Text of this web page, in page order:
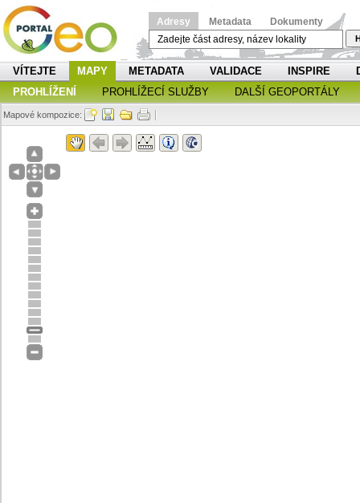
Adresy Metadata Dokumenty
VÍTEJTE MAPY METADATA VALIDACE INSPIRE
PROHLÍŽENÍ
PROHLÍŽECÍ SLUŽBY DALŠÍ GEOPORTÁLY
Mapové kompozice: